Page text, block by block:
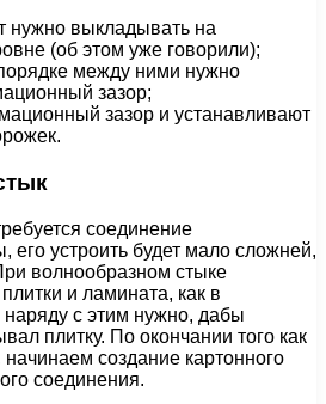
нужно выкладывать на
(об этом уже говорили);
между ними нужно
зазор;
зазор и устанавливают
соединение
устроить будет мало сложней,
волнообразном стыке
и ламината, как в
с этим нужно, дабы
плитку. По окончании того как
создание картонного
соединения.